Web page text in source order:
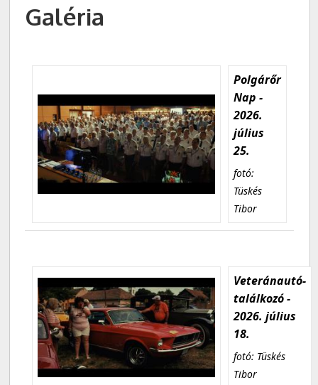
Galéria
Polgárőr
Nap -
2026.
július
25.
fotó:
Tüskés
Tibor
Veteránautó-
találkozó -
2026. július
18.
fotó: Tüskés
Tibor